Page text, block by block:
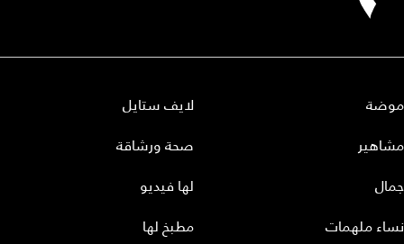
موضة
مشاهير
جمال
نساء ملهمات
لايف ستايل
صحة ورشاقة
لها فيديو
مطبخ لها